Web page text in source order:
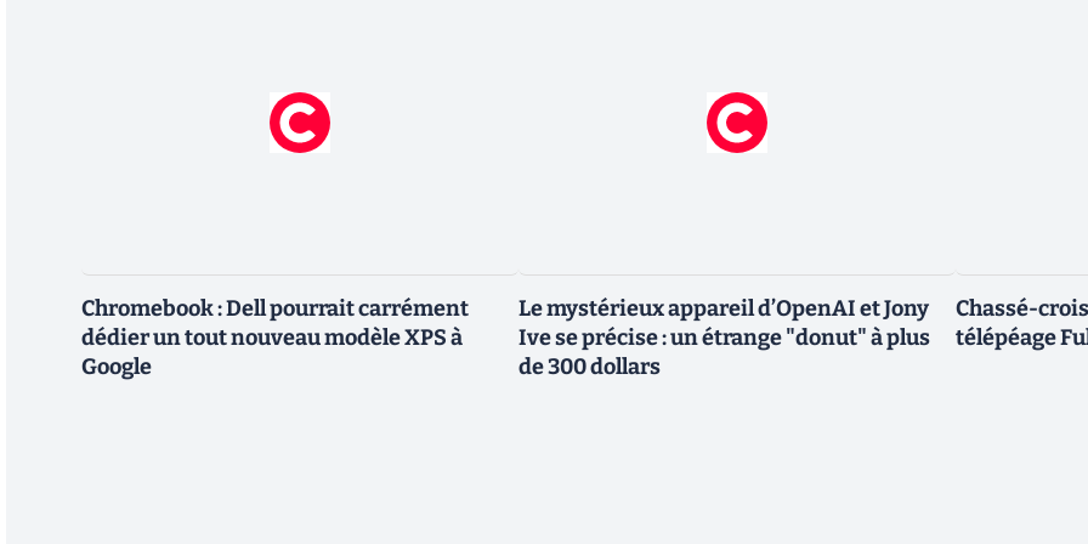
Chromebook : Dell pourrait carrément
dédier un tout nouveau modèle XPS à
Google
Le mystérieux appareil d’OpenAI et Jony
Ive se précise : un étrange "donut" à plus
de 300 dollars
Chassé-
télépéage